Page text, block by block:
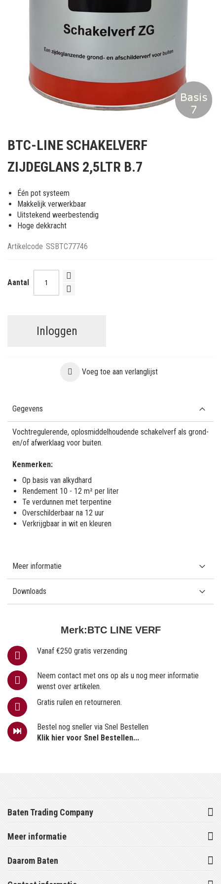
het
van
afbeeldingen-
gallerij
BTC-LINE SCHAKELVERF
ZIJDEGLANS 2,5LTR B.7
Één pot systeem
Makkelijk verwerkbaar
Uitstekend weerbestendig
Hoge dekkracht
Artikelcode SSBTC77746
Aantal
Inloggen
Voeg toe aan verlanglijst
Merk:BTC LINE VERF
Vanaf €250 gratis verzending
Neem contact met ons op als u nog meer informatie
wenst over artikelen.
Gratis ruilen en retourneren.
Bestel nog sneller via Snel Bestellen
Klik hier voor Snel Bestellen...
Gegevens
Vochtregulerende, oplosmiddelhoudende schakelverf als grond-
en/of afwerklaag voor buiten.
Kenmerken:
Op basis van alkydhard
Rendement 10 - 12 m² per liter
Te verdunnen met terpentine
Overschilderbaar na 12 uur
Verkrijgbaar in wit en kleuren
Meer informatie
Downloads
Baten Trading Company
Meer informatie
Daarom Baten